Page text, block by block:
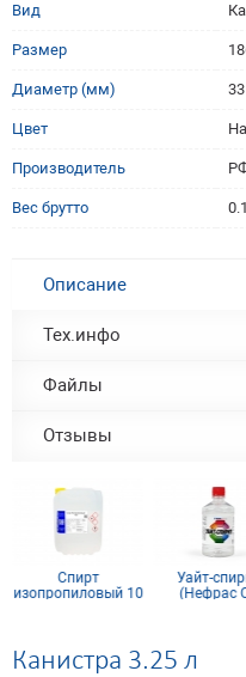
181 х 132 х 295
Вид
Размер
Диаметр (мм)
Цвет
Производитель
Вес брутто
Описание
Тех.инфо
Файлы
Отзывы
Спирт
изопропиловый 10
Уайт-
(Нефрас
Канистра 3.25 л